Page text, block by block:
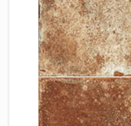
Клинкер